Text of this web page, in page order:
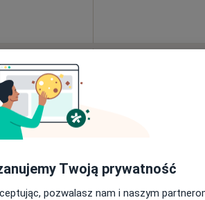
Ortopedia
Twoją prywatność
pozwalasz nam i naszym